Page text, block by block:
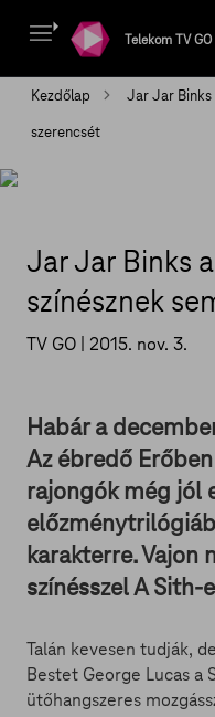
Telekom TV
Kezdőlap
Jar Jar Binks
szerencsét
Jar Jar Binks
színésznek
TV GO | 2015. nov. 3.
Habár a
Az ébredő
rajongók még jól
karakterre. Vajon
színésszel A Sith-
Talán kevesen tudják,
Bestet George Lucas a
ütőhangszeres